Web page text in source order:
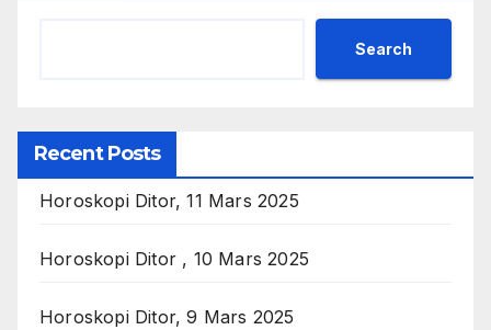
Search
Recent Posts
Horoskopi Ditor, 11 Mars 2025
Horoskopi Ditor , 10 Mars 2025
Horoskopi Ditor, 9 Mars 2025